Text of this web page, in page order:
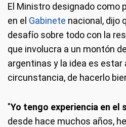
El Ministro designado como
en el Gabinete nacional, dijo
desafío sobre todo con la
que involucra a un montón
argentinas y la idea es estar
circunstancia, de hacerlo
"Yo tengo experiencia en el
desde hace muchos años,